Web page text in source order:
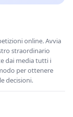
online. Avvia
straordinario
dai media tutti i
per ottenere
decisioni.